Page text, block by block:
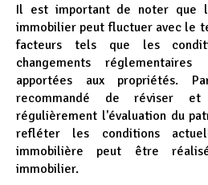
Il est important de noter que
immobilier peut fluctuer avec le
facteurs tels que les
changements
apportées aux propriétés.
recommandé de réviser
régulièrement l'évaluation du
refléter les conditions
immobilière peut être
immobilier.